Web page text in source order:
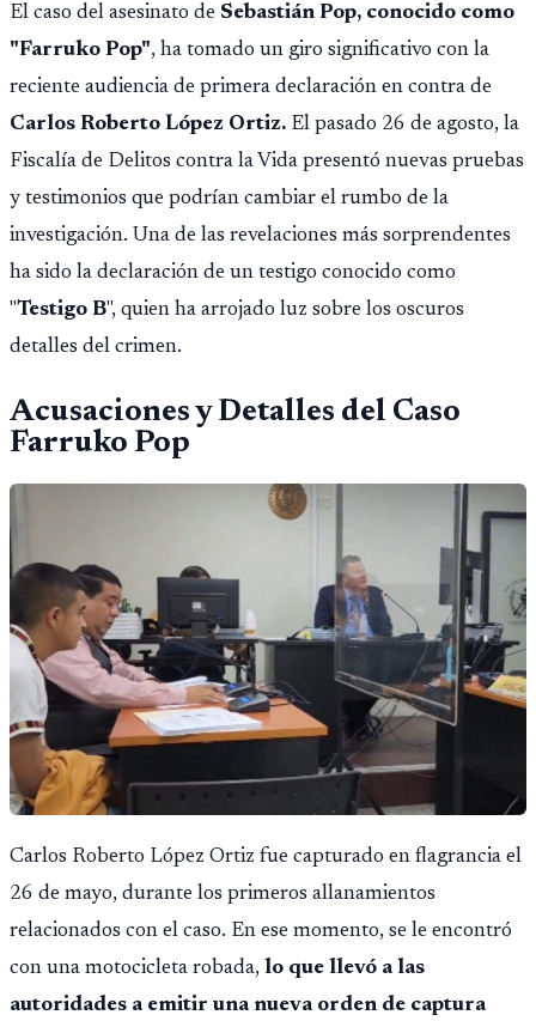
El caso del asesinato de Sebastián Pop, conocido como
"Farruko Pop", ha tomado un giro significativo con la
reciente audiencia de primera declaración en contra de
Carlos Roberto López Ortiz. El pasado 26 de agosto, la
Fiscalía de Delitos contra la Vida presentó nuevas pruebas
y testimonios que podrían cambiar el rumbo de la
investigación. Una de las revelaciones más sorprendentes
ha sido la declaración de un testigo conocido como
"Testigo B", quien ha arrojado luz sobre los oscuros
detalles del crimen.
Acusaciones y Detalles del Caso
Farruko Pop
Carlos Roberto López Ortiz fue capturado en flagrancia el
26 de mayo, durante los primeros allanamientos
relacionados con el caso. En ese momento, se le encontró
con una motocicleta robada, lo que llevó a las
autoridades a emitir una nueva orden de captura